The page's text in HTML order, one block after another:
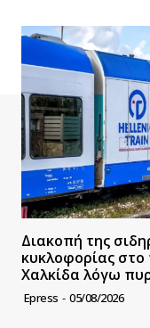
Διακοπή της
κυκλοφορίας
Χαλκίδα λόγω
Epress - 05/08/2026